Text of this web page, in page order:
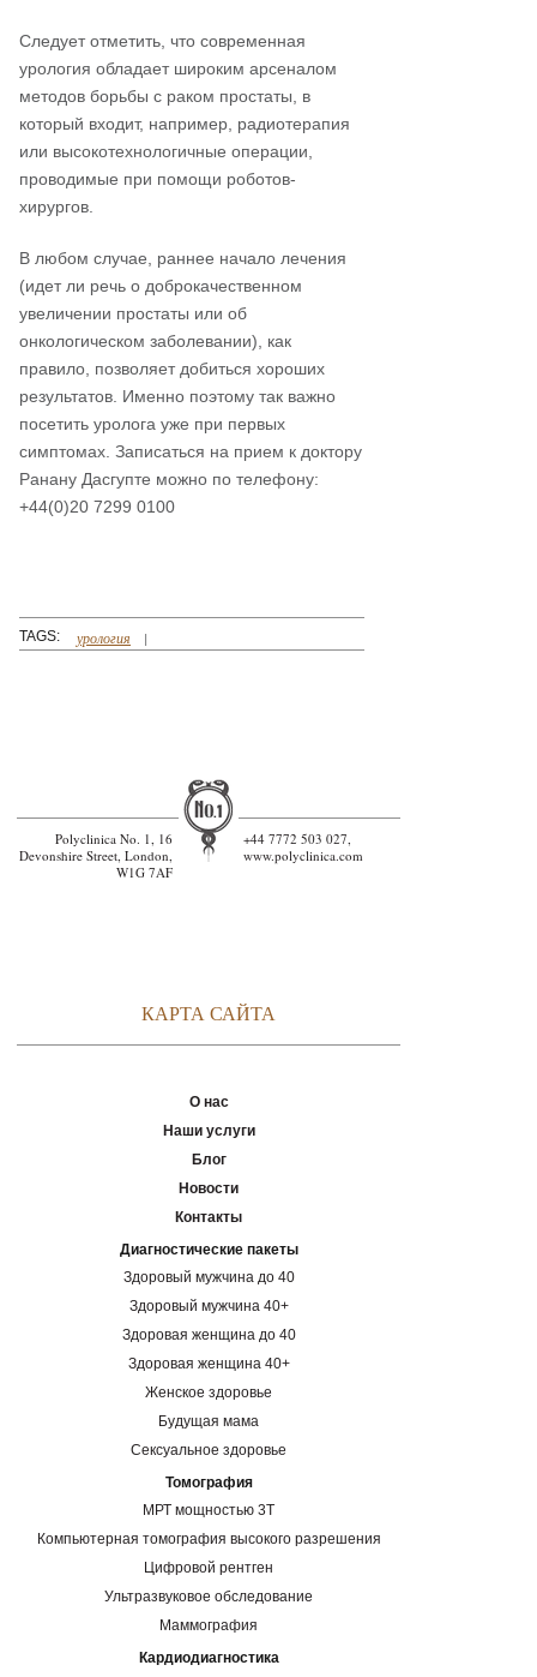
Следует отметить, что современная
урология обладает широким арсеналом
методов борьбы с раком простаты, в
который входит, например, радиотерапия
или высокотехнологичные операции,
проводимые при помощи роботов-
хирургов.
В любом случае, раннее начало лечения
(идет ли речь о доброкачественном
увеличении простаты или об
онкологическом заболевании), как
правило, позволяет добиться хороших
результатов. Именно поэтому так важно
посетить уролога уже при первых
симптомах. Записаться на прием к доктору
Ранану Дасгупте можно по телефону:
+44(0)20 7299 0100
TAGS: урология
Polyclinica No. 1, 16
Devonshire Street, London,
W1G 7AF
+44 7772 503 027,
www.polyclinica.com
КАРТА САЙТА
О нас
Наши услуги
Блог
Новости
Контакты
Диагностические пакеты
Здоровый мужчина до 40
Здоровый мужчина 40+
Здоровая женщина до 40
Здоровая женщина 40+
Женское здоровье
Будущая мама
Сексуальное здоровье
Томография
МРТ мощностью 3Т
Компьютерная томография высокого разрешения
Цифровой рентген
Ультразвуковое обследование
Маммография
Кардиодиагностика